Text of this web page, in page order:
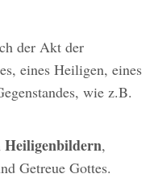
der Akt der
eines Heiligen, eines
wie z.B.
Heiligenbildern,
Getreue Gottes.